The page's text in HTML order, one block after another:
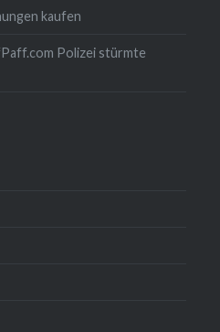
kaufen
Polizei stürmte